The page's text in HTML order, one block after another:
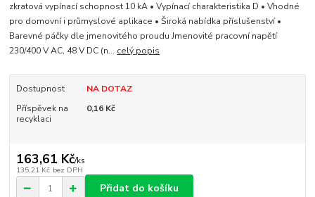
zkratová vypínací schopnost 10 kA • Vypínací charakteristika D • Vhodné
pro domovní i průmyslové aplikace • Široká nabídka příslušenství •
Barevné páčky dle jmenovitého proudu Jmenovité pracovní napětí
230/400 V AC, 48 V DC (n... celý popis
Dostupnost
NA DOTAZ
Příspěvek na
recyklaci
0,16 Kč
163,61 Kč/ks
135,21 Kč bez DPH
Přidat do košíku